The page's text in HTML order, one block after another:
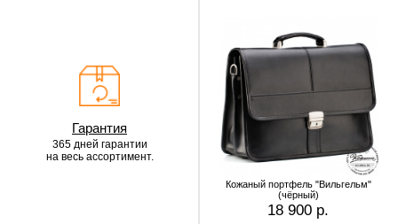
Гарантия
365 дней гарантии
на весь ассортимент.
Кожаный портфель "Вильгельм"
(чёрный)
18 900 р.